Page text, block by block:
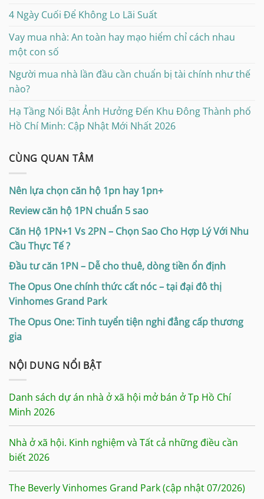
4 Ngày Cuối Để Không Lo Lãi Suất
Vay mua nhà: An toàn hay mạo hiểm chỉ cách nhau
một con số
Người mua nhà lần đầu cần chuẩn bị tài chính như thế
nào?
Hạ Tầng Nổi Bật Ảnh Hưởng Đến Khu Đông Thành phố
Hồ Chí Minh: Cập Nhật Mới Nhất 2026
CÙNG QUAN TÂM
Nên lựa chọn căn hộ 1pn hay 1pn+
Review căn hộ 1PN chuẩn 5 sao
Căn Hộ 1PN+1 Vs 2PN – Chọn Sao Cho Hợp Lý Với Nhu
Cầu Thực Tế ?
Đầu tư căn 1PN – Dễ cho thuê, dòng tiền ổn định
The Opus One chính thức cất nóc – tại đại đô thị
Vinhomes Grand Park
The Opus One: Tinh tuyển tiện nghi đẳng cấp thương
gia
NỘI DUNG NỔI BẬT
Danh sách dự án nhà ở xã hội mở bán ở Tp Hồ Chí
Minh 2026
Nhà ở xã hội. Kinh nghiệm và Tất cả những điều cần
biết 2026
The Beverly Vinhomes Grand Park (cập nhật 07/2026)